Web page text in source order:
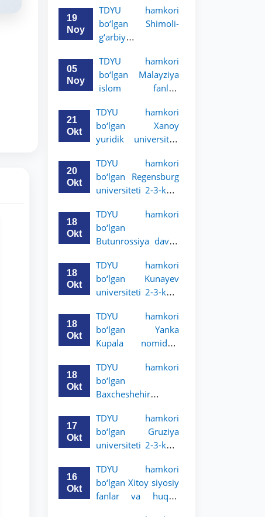
himoyasi bo‘lib
o‘tadi
19
Noy
TDYU hamkori
bo‘lgan Shimoli-
g‘arbiy
huquq universiteti
2-3-kurs talabalari
uchun akademik
e’lon qildi
05
Noy
TDYU hamkori
bo‘lgan Malayziya
islom fanlari
kurs talabalari
uchun akademik
mobillik dasturini
21
Okt
TDYU hamkori
bo‘lgan Xanoy
yuridik universiteti
talabalari uchun
akademik mobillik
dasturini e’lon qildi
20
Okt
TDYU hamkori
bo‘lgan Regensburg
universiteti 2-3-kurs
akademik mobillik
dasturini e’lon qildi
18
Okt
TDYU hamkori
bo‘lgan
Butunrossiya davlat
3-kurs talabalari
uchun akademik
mobillik dasturini
18
Okt
TDYU hamkori
bo‘lgan Kunayev
universiteti 2-3-kurs
akademik mobillik
dasturini e’lon qiladi
18
Okt
TDYU hamkori
bo‘lgan Yanka
Kupala nomidagi
universiteti 2-3-
bosqich talabalari
uchun akademik
e’lon qildi
18
Okt
TDYU hamkori
bo‘lgan
Baxcheshehir
bosqich talabalari
uchun akademik
mobillik dasturini
17
Okt
TDYU hamkori
bo‘lgan Gruziya
universiteti 2-3-kurs
akademik mobillik
dasturini e’lon qildi
16
Okt
TDYU hamkori
bo‘lgan Xitoy siyosiy
fanlar va huquq